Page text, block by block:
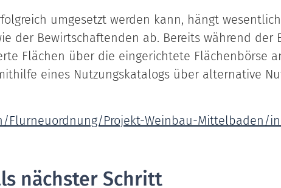
umgesetzt werden kann, hängt
der Bewirtschaftenden ab. Bereits während der
Flächen über die eingerichtete Flächenbörse
eines Nutzungskatalogs über alternative
Projekt-Weinbau-Mittelbaden/
nächster Schritt